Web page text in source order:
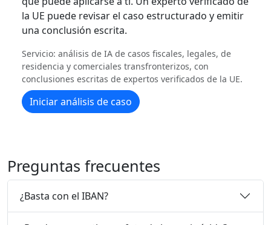
la UE puede revisar el caso estructurado y emitir
una conclusión escrita.
Servicio: análisis de IA de casos fiscales, legales, de
residencia y comerciales transfronterizos, con
conclusiones escritas de expertos verificados de la UE.
Iniciar análisis de caso
Preguntas frecuentes
¿Basta con el IBAN?